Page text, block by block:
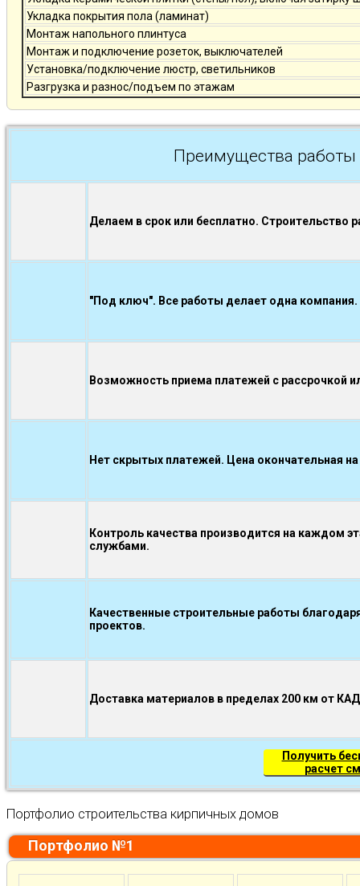
Укладка покрытия пола (ламинат)
Монтаж напольного плинтуса
Монтаж и подключение розеток, выключателей
Установка/подключение люстр, светильников
Разгрузка и разнос/подъем по этажам
Преимущества
Делаем в срок или бесплатно. Строительство
"Под ключ". Все работы делает одна компания.
Возможность приема платежей с рассрочкой
Нет скрытых платежей. Цена окончательная
Контроль качества производится на каждом
службами.
Качественные строительные работы
проектов.
Доставка материалов в пределах 200 км от
Получить
расчет
Портфолио строительства кирпичных домов
Портфолио №1